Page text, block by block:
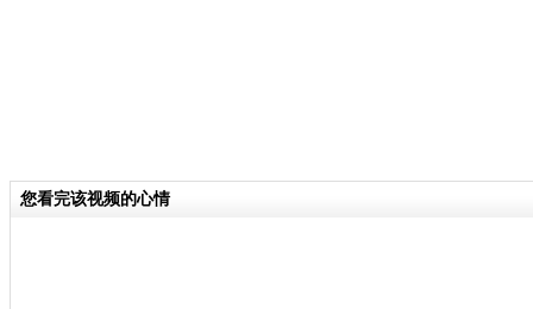
您看完该视频的心情